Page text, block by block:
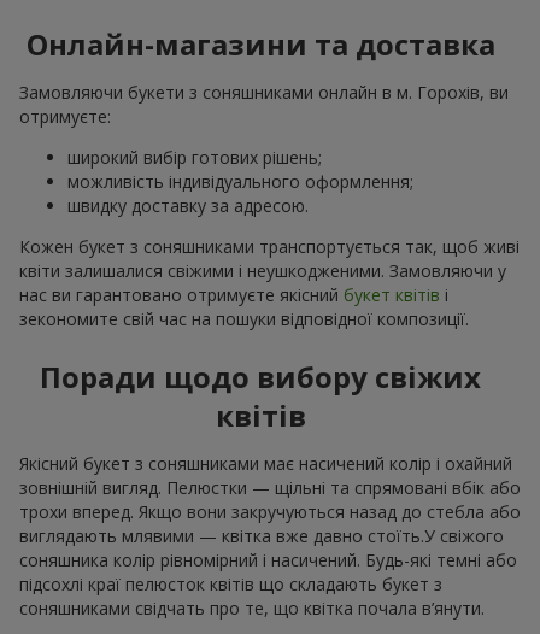
Онлайн-магазини та доставка
Замовляючи букети з соняшниками онлайн в м. Горохів, ви
отримуєте:
широкий вибір готових рішень;
можливість індивідуального оформлення;
швидку доставку за адресою.
Кожен букет з соняшниками транспортується так, щоб живі
квіти залишалися свіжими і неушкодженими. Замовляючи у
нас ви гарантовано отримуєте якісний букет квітів і
зекономите свій час на пошуки відповідної композиції.
Поради щодо вибору свіжих
квітів
Якісний букет з соняшниками має насичений колір і охайний
зовнішній вигляд. Пелюстки — щільні та спрямовані вбік або
трохи вперед. Якщо вони закручуються назад до стебла або
виглядають млявими — квітка вже давно стоїть.У свіжого
соняшника колір рівномірний і насичений. Будь-які темні або
підсохлі краї пелюсток квітів що складають букет з
соняшниками свідчать про те, що квітка почала в’янути.